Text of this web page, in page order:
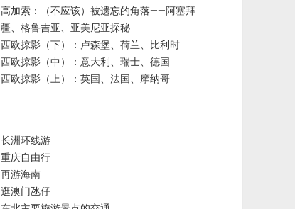
高加索：（不应该）被遗忘的角落——阿塞拜
疆、格鲁吉亚、亚美尼亚探秘
西欧掠影（下）：卢森堡、荷兰、比利时
西欧掠影（中）：意大利、瑞士、德国
西欧掠影（上）：英国、法国、摩纳哥
长洲环线游
重庆自由行
再游海南
逛澳门氹仔